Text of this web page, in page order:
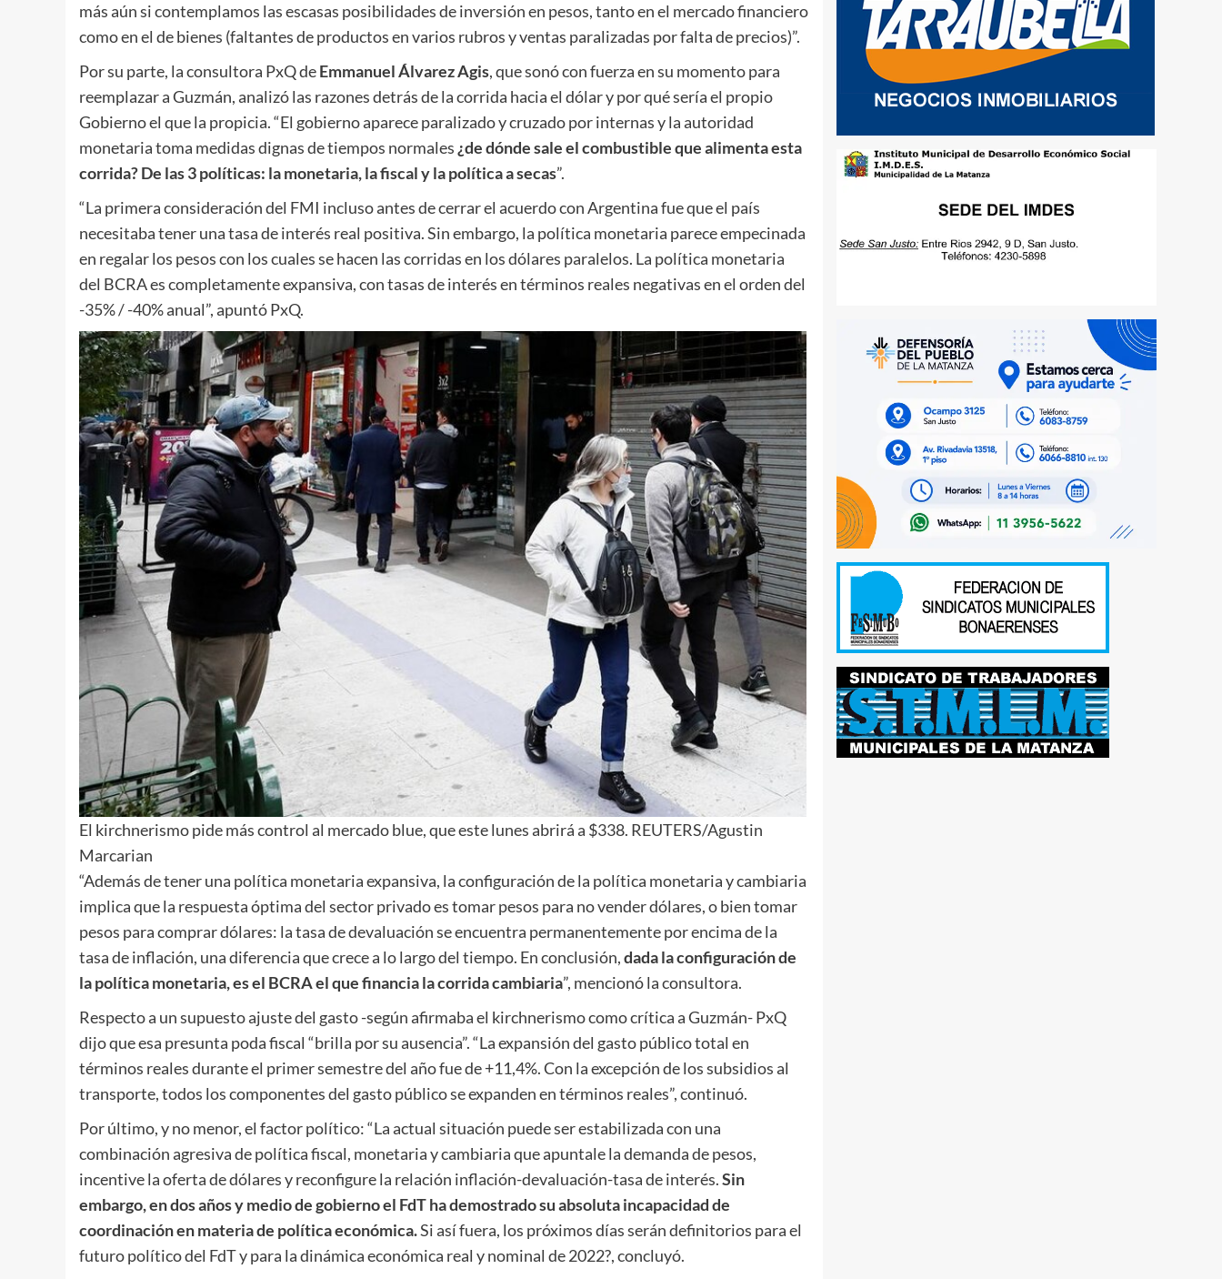
más aún si contemplamos las escasas posibilidades de inversión en pesos, tanto en el mercado financiero
como en el de bienes (faltantes de productos en varios rubros y ventas paralizadas por falta de precios)”.
Por su parte, la consultora PxQ deEmmanuel Álvarez Agis, que sonó con fuerza en su momento para
reemplazar a Guzmán, analizó las razones detrás de la corrida hacia el dólar y por qué sería el propio
Gobierno el que la propicia. “El gobierno aparece paralizado y cruzado por internas y la autoridad
monetaria toma medidas dignas de tiempos normales ¿de dónde sale el combustible que alimenta esta
corrida? De las 3 políticas: la monetaria, la fiscal y la política a secas”.
“La primera consideración del FMI incluso antes de cerrar el acuerdo con Argentina fue que el país
necesitaba tener una tasa de interés real positiva. Sin embargo, la política monetaria parece empecinada
en regalar los pesos con los cuales se hacen las corridas en los dólares paralelos. La política monetaria
del BCRA es completamente expansiva, con tasas de interés en términos reales negativas en el orden del
-35% / -40% anual”, apuntó PxQ.
El kirchnerismo pide más control al mercado blue, que este lunes abrirá a $338. REUTERS/Agustin
Marcarian
“Además de tener una política monetaria expansiva, la configuración de la política monetaria y cambiaria
implica que la respuesta óptima del sector privado es tomar pesos para no vender dólares, o bien tomar
pesos para comprar dólares: la tasa de devaluación se encuentra permanentemente por encima de la
tasa de inflación, una diferencia que crece a lo largo del tiempo. En conclusión,dada la configuración de
la política monetaria, es el BCRA el que financia la corrida cambiaria”, mencionó la consultora.
Respecto a un supuesto ajuste del gasto -según afirmaba el kirchnerismo como crítica a Guzmán- PxQ
dijo que esa presunta poda fiscal “brilla por su ausencia”. “La expansión del gasto público total en
términos reales durante el primer semestre del año fue de +11,4%. Con la excepción de los subsidios al
transporte, todos los componentes del gasto público se expanden en términos reales”, continuó.
Por último, y no menor, el factor político: “La actual situación puede ser estabilizada con una
combinación agresiva de política fiscal, monetaria y cambiaria que apuntale la demanda de pesos,
incentive la oferta de dólares y reconfigure la relación inflación-devaluación-tasa de interés.Sin
embargo, en dos años y medio de gobierno el FdT ha demostrado su absoluta incapacidad de
coordinación en materia de política económica.Si así fuera, los próximos días serán definitorios para el
futuro político del FdT y para la dinámica económica real y nominal de 2022?, concluyó.